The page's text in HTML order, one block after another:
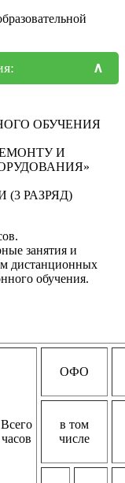
ОБУЧЕНИЯ
И
РАЗРЯД)
занятия и
дистанционных
обучения.
Всего
часов
ОФО
в том
числе